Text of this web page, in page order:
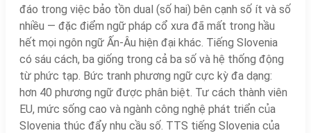
đáo trong việc bảo tồn dual (số hai) bên cạnh số ít và số
nhiều — đặc điểm ngữ pháp cổ xưa đã mất trong hầu
hết mọi ngôn ngữ Ấn-Âu hiện đại khác. Tiếng Slovenia
có sáu cách, ba giống trong cả ba số và hệ thống động
từ phức tạp. Bức tranh phương ngữ cực kỳ đa dạng:
hơn 40 phương ngữ được phân biệt. Tư cách thành viên
EU, mức sống cao và ngành công nghệ phát triển của
Slovenia thúc đẩy nhu cầu số. TTS tiếng Slovenia của